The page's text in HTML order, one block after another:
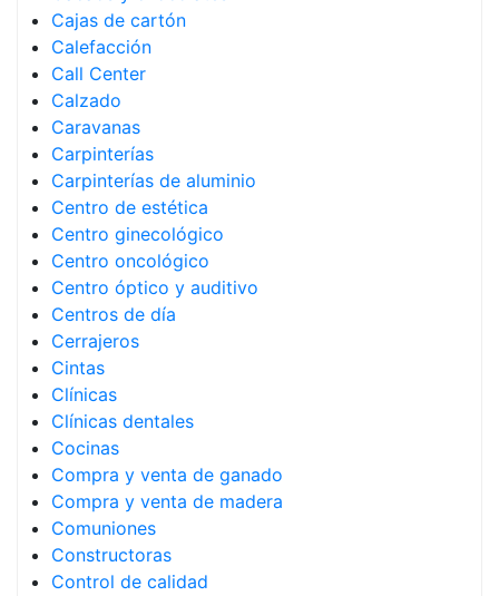
Cajas de cartón
Calefacción
Call Center
Calzado
Caravanas
Carpinterías
Carpinterías de aluminio
Centro de estética
Centro ginecológico
Centro oncológico
Centro óptico y auditivo
Centros de día
Cerrajeros
Cintas
Clínicas
Clínicas dentales
Cocinas
Compra y venta de ganado
Compra y venta de madera
Comuniones
Constructoras
Control de calidad